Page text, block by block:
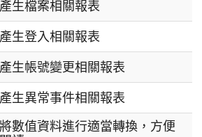
產生檔案相關報表
產生登入相關報表
產生帳號變更相關報表
產生異常事件相關報表
將數值資料進行適當轉換，方便